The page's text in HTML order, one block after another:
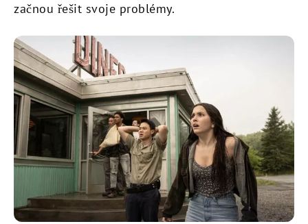
začnou řešit svoje problémy.